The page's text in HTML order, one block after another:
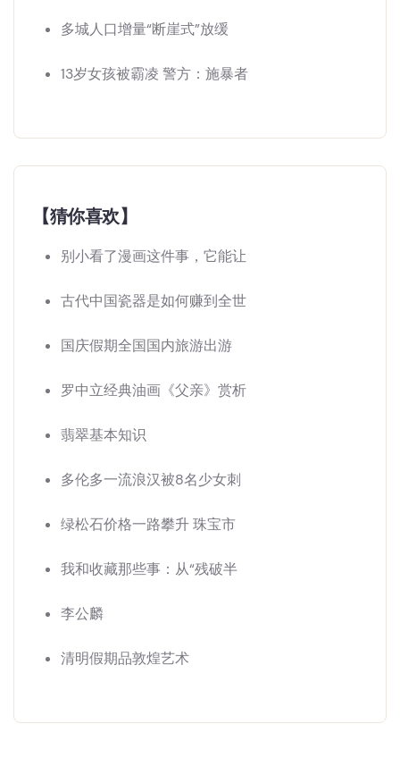
多城人口增量“断崖式”放缓
13岁女孩被霸凌 警方：施暴者
【猜你喜欢】
别小看了漫画这件事，它能让
古代中国瓷器是如何赚到全世
国庆假期全国国内旅游出游
罗中立经典油画《父亲》赏析
翡翠基本知识
多伦多一流浪汉被8名少女刺
绿松石价格一路攀升 珠宝市
我和收藏那些事：从“残破半
李公麟
清明假期品敦煌艺术